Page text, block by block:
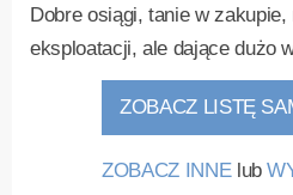
Dobre osiągi, tanie w
eksploatacji, ale dające dużo
ZOBACZ LISTĘ
ZOBACZ INNElub